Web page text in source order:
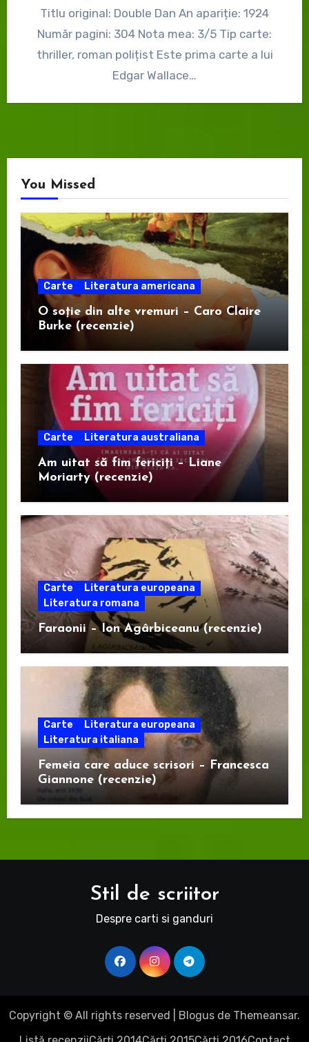
Titlu original: Double Dan An apariție: 1924
Număr pagini: 304 Nota mea: 3/5 Tip carte:
thriller, roman polițist Este prima carte a lui
Edgar Wallace…
You Missed
Carte Literatura americana
O soție din alte vremuri – Caro Claire
Burke (recenzie)
Carte Literatura australiana
Am uitat să fim fericiți – Liane
Moriarty (recenzie)
Carte
Literatura europeana
Literatura romana
Faraonii – Ion Agârbiceanu (recenzie)
Carte
Literatura europeana
Literatura italiana
Femeia care aduce scrisori – Francesca
Giannone (recenzie)
Stil de scriitor
Despre carti si ganduri
Copyright © All rights reserved Blogus de Themeansar.